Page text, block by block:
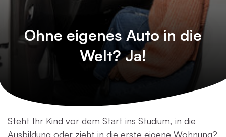
Ohne eigenes Auto in die
Welt? Ja!
Steht Ihr Kind vor dem Start ins Studium, in die
Ausbildung oder zieht in die erste eigene Wohnung?